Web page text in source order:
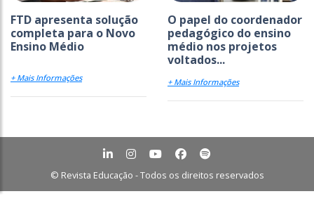
FTD apresenta solução
completa para o Novo
Ensino Médio
+ Mais Informações
O papel do coordenador
pedagógico do ensino
médio nos projetos
voltados...
+ Mais Informações
© Revista Educação - Todos os direitos reservados